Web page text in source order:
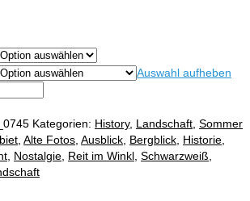
Auswahl aufheben
Kategorien: History, Landschaft Sommer
Alte Fotos Ausblick Bergblick Historie
Nostalgie Reit im Winkl Schwarzweiß